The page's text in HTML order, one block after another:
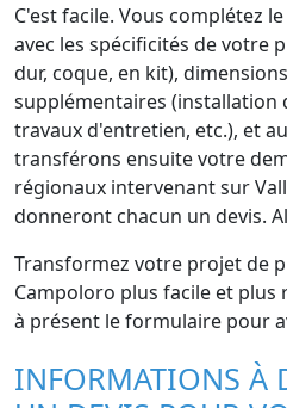
C'est facile. Vous complétez
avec les spécificités de votre
dur, coque, en kit),
supplémentaires (installation
travaux d'entretien, etc.), et
transférons ensuite votre
régionaux intervenant sur
donneront chacun un devis.
Transformez votre projet de
Campoloro plus facile et plus
à présent le formulaire pour
INFORMATIONS À